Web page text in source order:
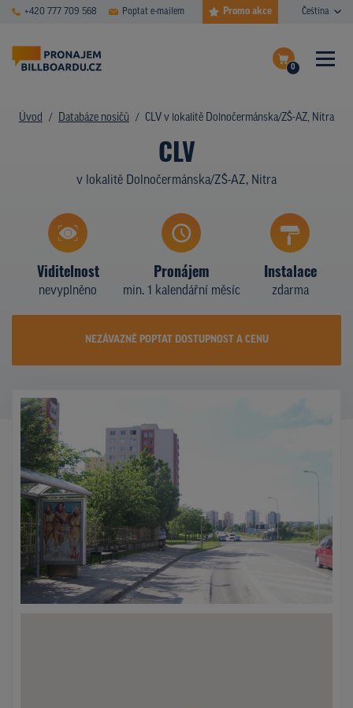
+420 777 709 568 Poptat e-mailem Promo akce Čeština
0
Dokončit poptávku
Zobrazit nosiče na mapě
ČASTÉ DOTAZY
DATABÁZE NOSIČŮ
PLOCHY V AKCI
CENY
Z PRAXE
KDO JSME
Úvod Databáze nosičů CLV v lokalitě Dolnočermánska/ZŠ-AZ, Nitra
CLV
v lokalitě Dolnočermánska/ZŠ-AZ, Nitra
Viditelnost
nevyplněno
Pronájem
min. 1 kalendářní měsíc
Instalace
zdarma
NEZÁVAZNĚ POPTAT DOSTUPNOST A CENU